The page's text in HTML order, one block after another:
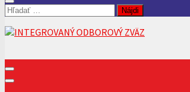
Hľadať: